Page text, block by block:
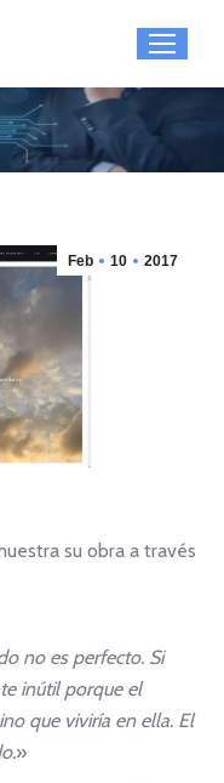
Feb 10 2017
su obra a través
no es perfecto. Si
inútil porque el
que viviría en ella. El
»